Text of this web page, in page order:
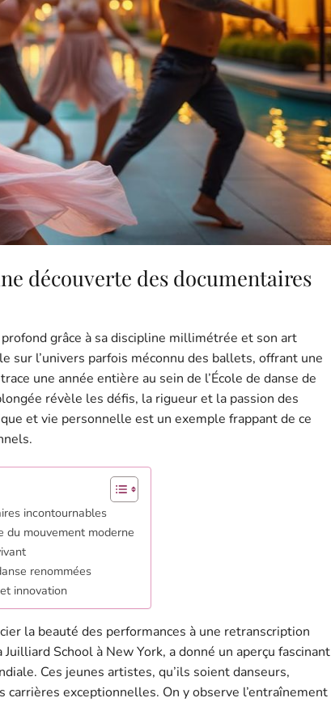
découverte des documentaires
grâce à sa discipline millimétrée et son art
sur l’univers parfois méconnu des ballets, offrant une
une année entière au sein de l’École de danse de
révèle les défis, la rigueur et la passion des
et vie personnelle est un exemple frappant de ce
incontournables
du mouvement moderne
renommées
innovation
la beauté des performances à une retranscription
School à New York, a donné un aperçu fascinant
Ces jeunes artistes, qu’ils soient danseurs,
exceptionnelles. On y observe l’entraînement